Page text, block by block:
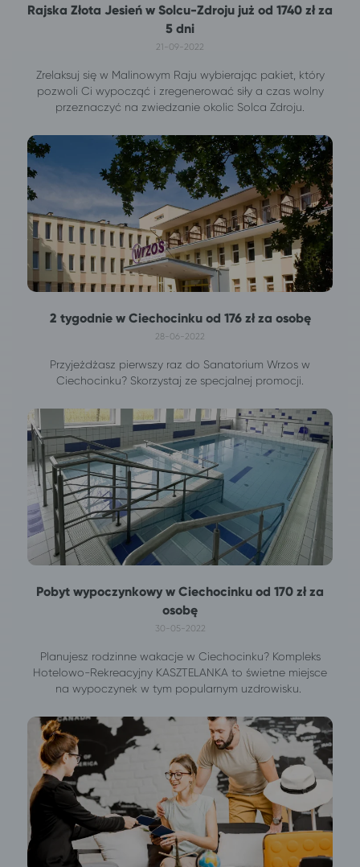
Rajska Złota Jesień w Solcu-Zdroju już od 1740 zł za
5 dni
21-09-2022
Zrelaksuj się w Malinowym Raju wybierając pakiet, który
pozwoli Ci wypocząć i zregenerować siły a czas wolny
przeznaczyć na zwiedzanie okolic Solca Zdroju.
2 tygodnie w Ciechocinku od 176 zł za osobę
28-06-2022
Przyjeżdżasz pierwszy raz do Sanatorium Wrzos w
Ciechocinku? Skorzystaj ze specjalnej promocji.
Pobyt wypoczynkowy w Ciechocinku od 170 zł za
osobę
30-05-2022
Planujesz rodzinne wakacje w Ciechocinku? Kompleks
Hotelowo-Rekreacyjny KASZTELANKA to świetne miejsce
na wypoczynek w tym popularnym uzdrowisku.